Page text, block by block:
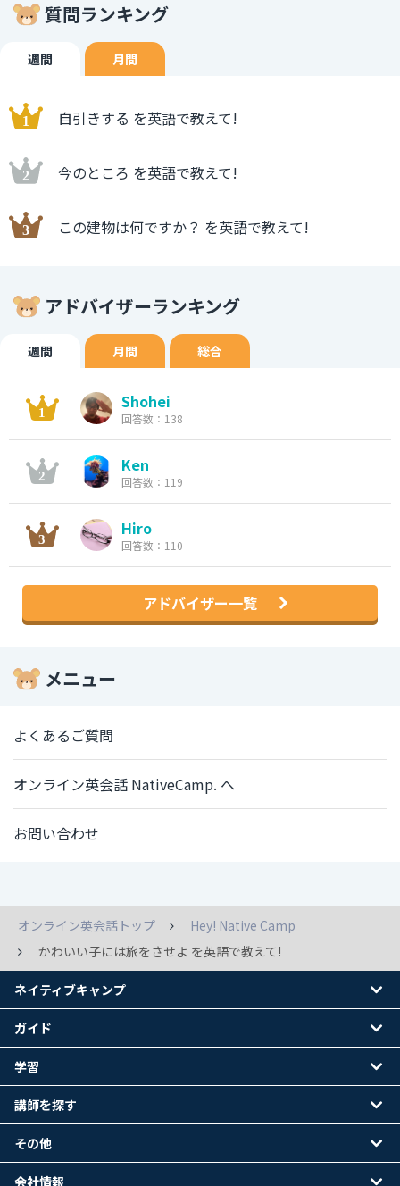
質問ランキング
週間 月間
自引きする を英語で教えて!
今のところ を英語で教えて!
この建物は何ですか？ を英語で教えて!
アドバイザーランキング
週間 月間 総合
Shohei
回答数：138
Ken
回答数：119
Hiro
回答数：110
アドバイザー一覧
メニュー
よくあるご質問
オンライン英会話 NativeCamp. へ
お問い合わせ
オンライン英会話トップ
Hey! Native Camp
かわいい子には旅をさせよ を英語で教えて!
ネイティブキャンプ
ガイド
学習
講師を探す
その他
会社情報